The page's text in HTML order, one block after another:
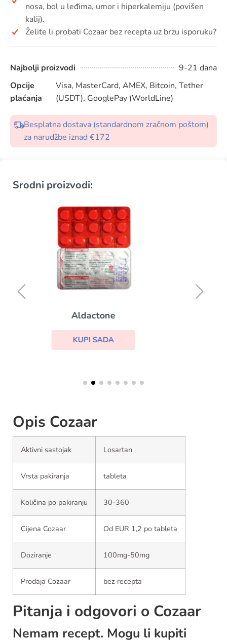
nosa, bol u leđima, umor i hiperkalemiju (povišen
kalij).
Želite li probati Cozaar bez recepta uz brzu isporuku?
Najbolji proizvodi
9-21 dana
Opcije
plaćanja
Visa, MasterCard, AMEX, Bitcoin, Tether
(USDT), GooglePay (WorldLine)
Besplatna dostava (standardnom zračnom poštom)
za narudžbe iznad €172
Srodni proizvodi:
Toprol Xl
KUPI SADA
Opis Cozaar
Aktivni sastojak Losartan
Vrsta pakiranja tableta
Količina po pakiranju 30-360
Cijena Cozaar Od EUR 1,2 po tableta
Doziranje 100mg-50mg
Prodaja Cozaar bez recepta
Pitanja i odgovori o Cozaar
Nemam recept. Mogu li kupiti